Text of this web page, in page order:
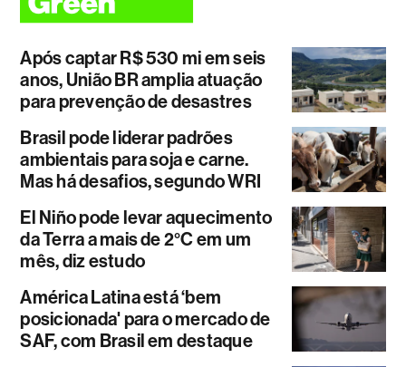
Após captar R$ 530 mi em seis
anos, União BR amplia atuação
para prevenção de desastres
Brasil pode liderar padrões
ambientais para soja e carne.
Mas há desafios, segundo WRI
El Niño pode levar aquecimento
da Terra a mais de 2°C em um
mês, diz estudo
América Latina está ‘bem
posicionada' para o mercado de
SAF, com Brasil em destaque